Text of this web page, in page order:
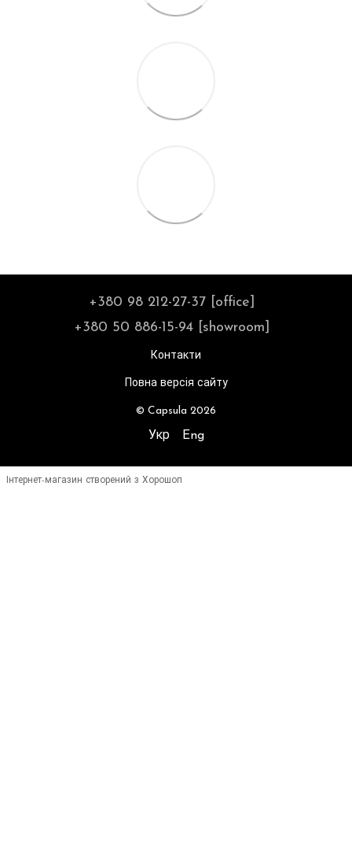
+380 98 212-27-37 [office]
+380 50 886-15-94 [showroom]
Контакти
Повна версія сайту
© Capsula 2026
Укр Eng
Інтернет-магазин створений з Хорошоп